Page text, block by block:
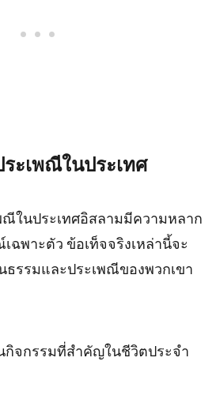
ะเพณีในประเทศ
ในประเทศอิสลามมีความหลาก
ฉพาะตัว ข้อเท็จจริงเหล่านี้จะ
รรมและประเพณีของพวกเขา
กิจกรรมที่สำคัญในชีวิตประจำ